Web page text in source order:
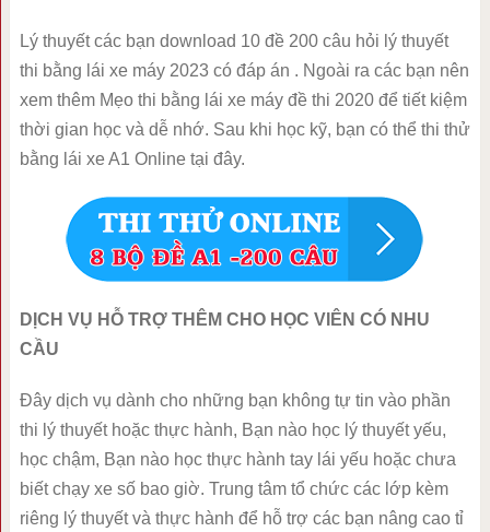
Lý thuyết các bạn download 10 đề 200 câu hỏi lý thuyết
thi bằng lái xe máy 2023 có đáp án . Ngoài ra các bạn nên
xem thêm Mẹo thi bằng lái xe máy đề thi 2020 để tiết kiệm
thời gian học và dễ nhớ. Sau khi học kỹ, bạn có thể thi thử
bằng lái xe A1 Online tại đây.
DỊCH VỤ HỖ TRỢ THÊM CHO HỌC VIÊN CÓ NHU
CẦU
Đây dịch vụ dành cho những bạn không tự tin vào phần
thi lý thuyết hoặc thực hành, Bạn nào học lý thuyết yếu,
học chậm, Bạn nào học thực hành tay lái yếu hoặc chưa
biết chạy xe số bao giờ. Trung tâm tổ chức các lớp kèm
riêng lý thuyết và thực hành để hỗ trợ các bạn nâng cao tỉ